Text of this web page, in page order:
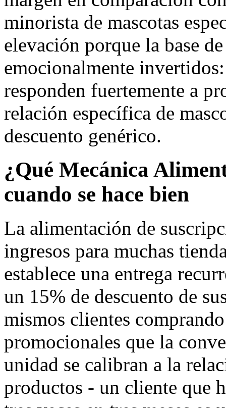
minorista de mascotas
elevación porque la base
emocionalmente
responden fuertemente a
relación específica de
descuento genérico.
¿Qué Mecánica
cuando se hace bien
La alimentación de
ingresos para muchas
establece una entrega
un 15% de descuento de
mismos clientes
promocionales que la
unidad se calibran a la
productos - un cliente que